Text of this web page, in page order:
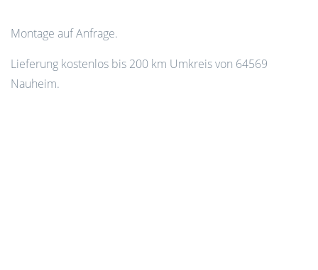
Montage auf Anfrage.
Lieferung kostenlos bis 200 km Umkreis von 64569
Nauheim.